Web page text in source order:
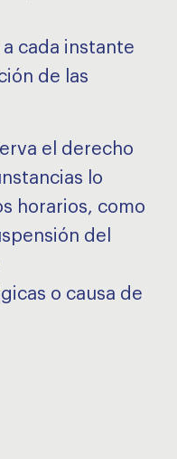
cada instante
de las
el derecho
lo
horarios, como
del
o causa de